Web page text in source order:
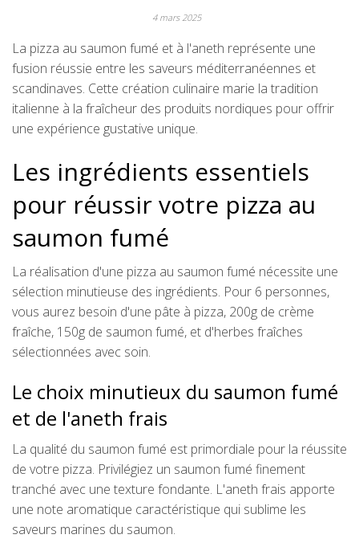
4 mars 2025
La pizza au saumon fumé et à l'aneth représente une
fusion réussie entre les saveurs méditerranéennes et
scandinaves. Cette création culinaire marie la tradition
italienne à la fraîcheur des produits nordiques pour offrir
une expérience gustative unique.
Les ingrédients essentiels
pour réussir votre pizza au
saumon fumé
La réalisation d'une pizza au saumon fumé nécessite une
sélection minutieuse des ingrédients. Pour 6 personnes,
vous aurez besoin d'une pâte à pizza, 200g de crème
fraîche, 150g de saumon fumé, et d'herbes fraîches
sélectionnées avec soin.
Le choix minutieux du saumon fumé
et de l'aneth frais
La qualité du saumon fumé est primordiale pour la réussite
de votre pizza. Privilégiez un saumon fumé finement
tranché avec une texture fondante. L'aneth frais apporte
une note aromatique caractéristique qui sublime les
saveurs marines du saumon.